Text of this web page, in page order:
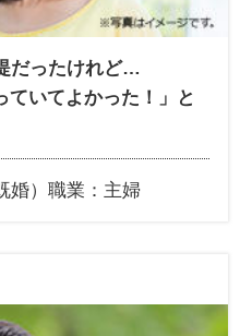
だったけれど…
ていてよかった！」と
） 職業：主婦